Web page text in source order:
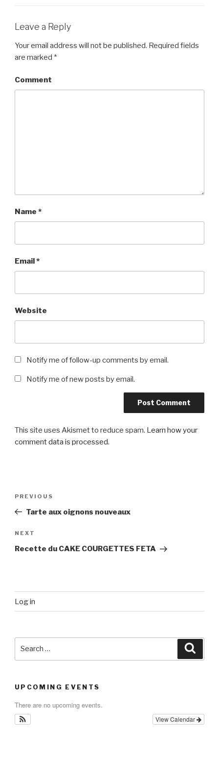
Leave a Reply
Your email address will not be published. Required fields
are marked *
Comment
Name *
Email*
Website
Notify me of follow-up comments by email.
Notify me of new posts by email.
This site uses Akismet to reduce spam. Learn how your
comment data is processed.
Previous
Post
PREVIOUS
Tarte aux oignons nouveaux
Next
Post
NEXT
Recette du CAKE COURGETTES FETA
Log in
UPCOMING EVENTS
There are no upcoming events.
View Calendar